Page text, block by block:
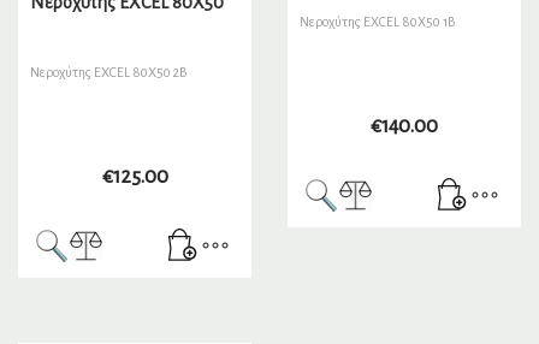
Νεροχύτης EXCEL 80X50 2B
€125.00
Νεροχύτης EXCEL 80X50 1B
€140.00